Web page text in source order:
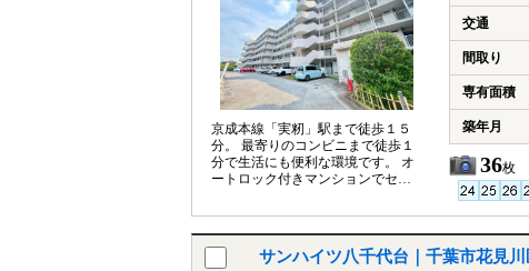
京成本線「実籾」駅まで徒歩１５
分。 最寄りのコンビニまで徒歩１
分で生活にも便利な環境です。 オ
ートロック付きマンションでセキ
交通
間取り
専有面積
築年月
36枚
サンハイツ八千代台｜千葉市花見